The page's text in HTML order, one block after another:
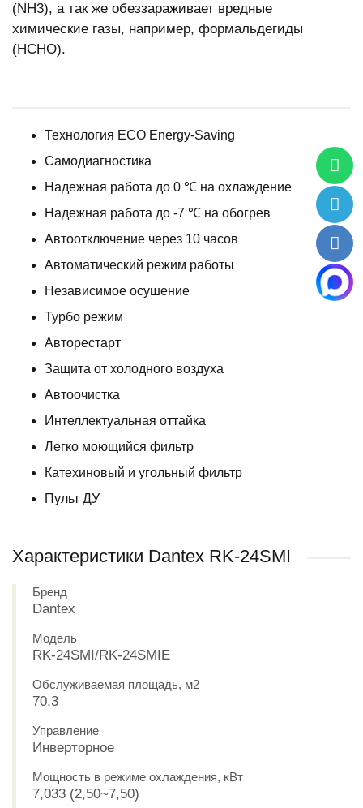
(NH3), а так же обеззараживает вредные
химические газы, например, формальдегиды
(НСНО).
Технология ECO Energy-Saving
Самодиагностика
Надежная работа до 0 ℃ на охлаждение
Надежная работа до -7 ℃ на обогрев
Автоотключение через 10 часов
Автоматический режим работы
Независимое осушение
Турбо режим
Авторестарт
Защита от холодного воздуха
Автоочистка
Интеллектуальная оттайка
Легко моющийся фильтр
Катехиновый и угольный фильтр
Пульт ДУ
Характеристики Dantex RK-24SMI
Бренд
Dantex
Модель
RK-24SMI/RK-24SMIЕ
Обслуживаемая площадь, м2
70,3
Управление
Инверторное
Мощность в режиме охлаждения, кВт
7,033 (2,50~7,50)